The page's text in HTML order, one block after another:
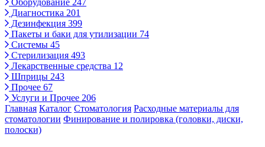
Оборудование 247
Диагностика 201
Дезинфекция 399
Пакеты и баки для утилизации 74
Системы 45
Стерилизация 493
Лекарственные средства 12
Шприцы 243
Прочее 67
Услуги и Прочее 206
Главная Каталог Стоматология Расходные материалы для
стоматологии Финирование и полировка (головки, диски,
полоски)